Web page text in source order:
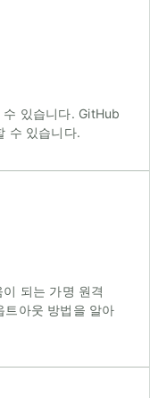
있습니다. GitHub
수 있습니다.
되는 가명 원격
트아웃 방법을 알아